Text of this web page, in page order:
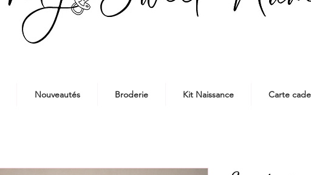
Nouveautés Broderie Kit Naissance Carte